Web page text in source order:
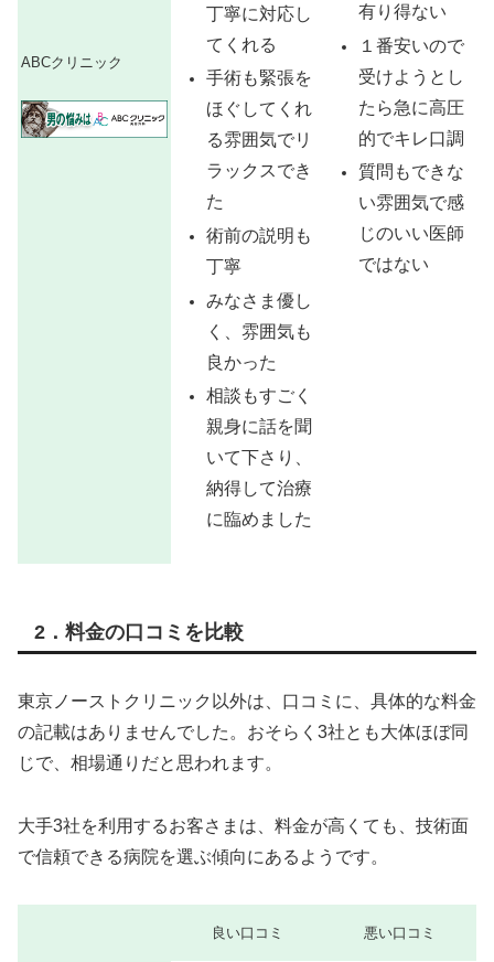
ABCクリニック
丁寧に対応し
てくれる
手術も緊張を
ほぐしてくれ
る雰囲気でリ
ラックスでき
た
術前の説明も
丁寧
みなさま優し
く、雰囲気も
良かった
相談もすごく
親身に話を聞
いて下さり、
納得して治療
に臨めました
有り得ない
１番安いので
受けようとし
たら急に高圧
的でキレ口調
質問もできな
い雰囲気で感
じのいい医師
ではない
2．料金の口コミを比較
東京ノーストクリニック以外は、口コミに、具体的な料金
の記載はありませんでした。おそらく3社とも大体ほぼ同
じで、相場通りだと思われます。
大手3社を利用するお客さまは、料金が高くても、技術面
で信頼できる病院を選ぶ傾向にあるようです。
良い口コミ 悪い口コミ